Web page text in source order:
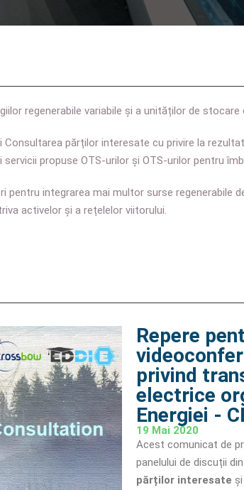
regenerabile variabile și a unităților de
părților interesate cu privire la
propuse OTS-urilor și OTS-urilor pentru
integrarea mai multor surse regenerabile
activelor și a rețelelor viitorului.
Repere
privind
electrice
Energiei -
19 Mai 2020
Acest comunicat de
panelului de discuții
părților interesate